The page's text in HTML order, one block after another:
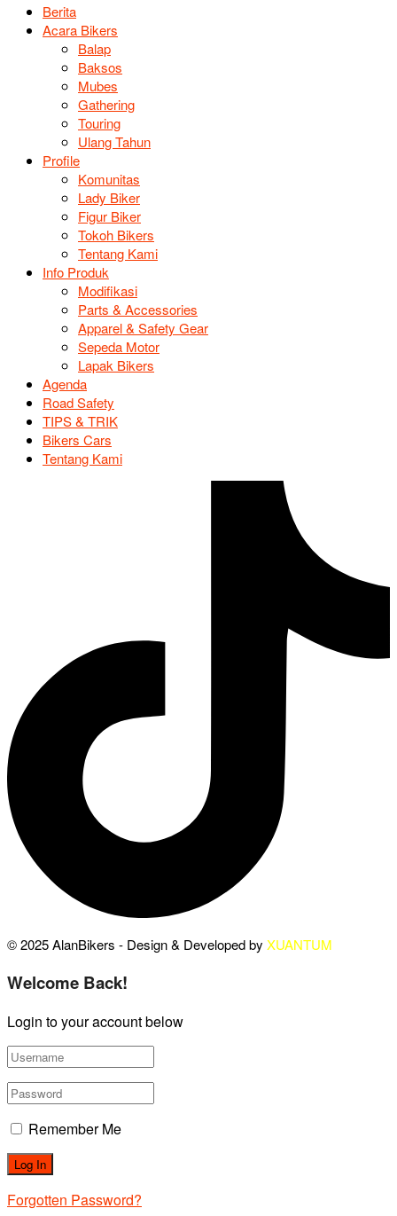
Berita
Acara Bikers
Balap
Baksos
Mubes
Gathering
Touring
Ulang Tahun
Profile
Komunitas
Lady Biker
Figur Biker
Tokoh Bikers
Tentang Kami
Info Produk
Modifikasi
Parts & Accessories
Apparel & Safety Gear
Sepeda Motor
Lapak Bikers
Agenda
Road Safety
TIPS & TRIK
Bikers Cars
Tentang Kami
© 2025 AlanBikers - Design & Developed by XUANTUM
Welcome Back!
Login to your account below
Remember Me
Forgotten Password?